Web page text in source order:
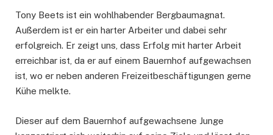
Tony Beets ist ein wohlhabender Bergbaumagnat.
Außerdem ist er ein harter Arbeiter und dabei sehr
erfolgreich. Er zeigt uns, dass Erfolg mit harter Arbeit
erreichbar ist, da er auf einem Bauernhof aufgewachsen
ist, wo er neben anderen Freizeitbeschäftigungen gerne
Kühe melkte.
Dieser auf dem Bauernhof aufgewachsene Junge